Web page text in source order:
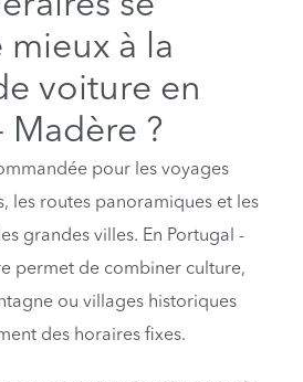
à la
voiture en
Madère ?
pour les voyages
les routes panoramiques et les
grandes villes. En Portugal -
permet de combiner culture,
ou villages historiques
des horaires fixes.